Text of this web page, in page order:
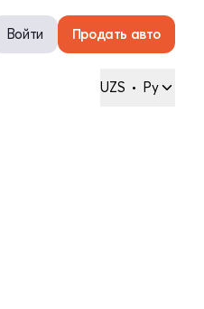
Войти Продать авто
UZS • Ру